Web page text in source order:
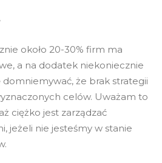
około 20-30% firm ma
a na dodatek niekoniecznie
domniemywać, że brak strategii
celów. Uważam to
ciężko jest zarządzać
jeżeli nie jesteśmy w stanie